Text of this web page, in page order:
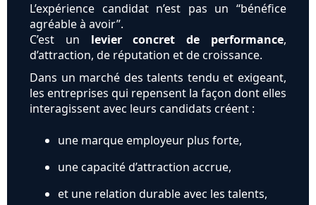
L’expérience candidat n’est pas un “bénéfice
agréable à avoir”.
C’est un levier concret de performance,
d’attraction, de réputation et de croissance.
Dans un marché des talents tendu et exigeant,
les entreprises qui repensent la façon dont elles
interagissent avec leurs candidats créent :
une marque employeur plus forte,
une capacité d’attraction accrue,
et une relation durable avec les talents,